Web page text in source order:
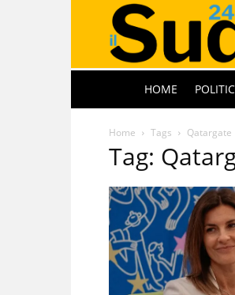
HOME
Home Tags Qatargate
Tag: